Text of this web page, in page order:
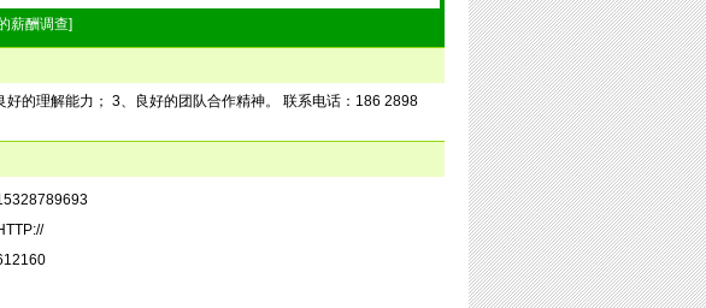
薪酬调查]
的理解能力； 3、良好的团队合作精神。 联系电话：186 2898